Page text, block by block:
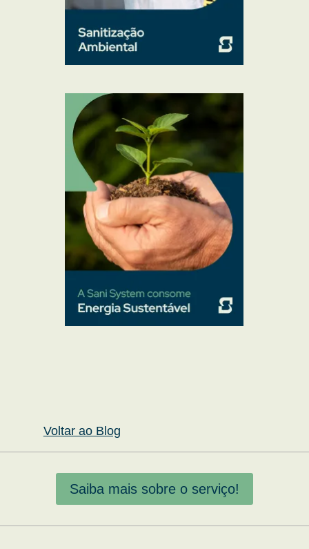
Voltar ao Blog
Saiba mais sobre o serviço!